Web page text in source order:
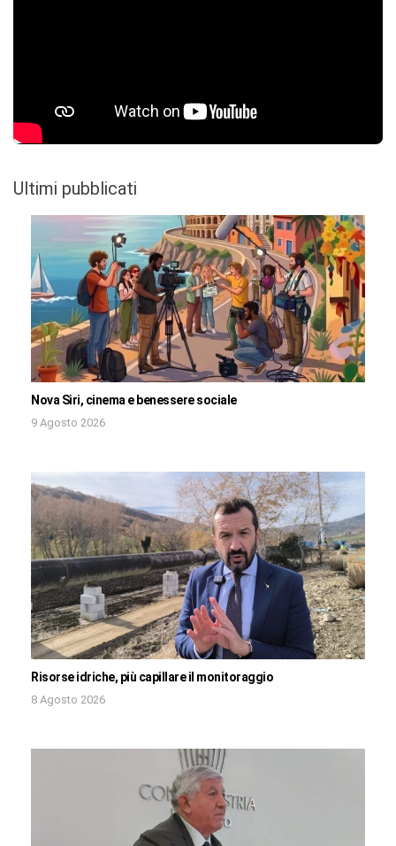
Ultimi pubblicati
Nova Siri, cinema e benessere sociale
9 Agosto 2026
Risorse idriche, più capillare il monitoraggio
8 Agosto 2026